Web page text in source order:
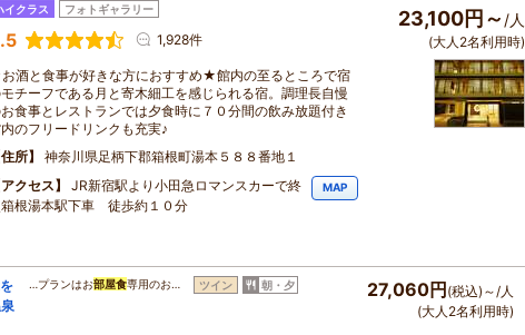
イクラス フォトギャラリー
1,928件
酒と食事が好きな方におすすめ★館内の至るところで宿
チーフである月と寄木細工を感じられる宿。調理長自慢
食事とレストランでは夕食時に７０分間の飲み放題付き
のフリードリンクも充実♪
住所
神奈川県足柄下郡箱根町湯本５８８番地１
アクセス
JR新宿駅より小田急ロマンスカーで終
箱根湯本駅下車 徒歩約１０分
MAP
23,100円～ /人
(大人2名利用時)
…プランはお部屋食専用のお… ツイン 朝・夕 27,060円(税込)～/人
(大人2名利用時)